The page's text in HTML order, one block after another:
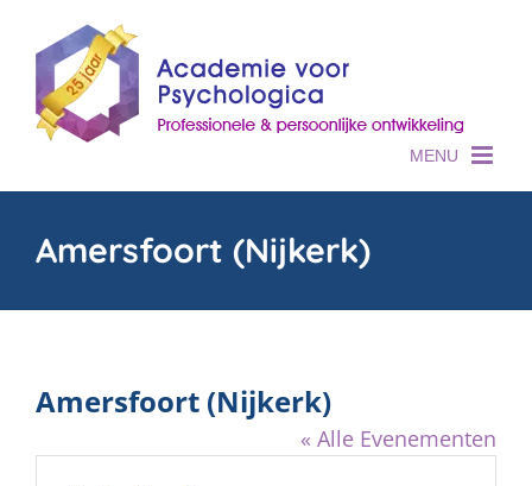
content
Amersfoort (Nijkerk)
Amersfoort (Nijkerk)
« Alle Evenementen